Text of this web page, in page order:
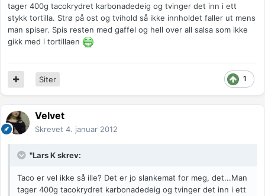
tager 400g tacokrydret karbonadedeig og tvinger det inn i ett
stykk tortilla. Strø på ost og tvihold så ikke innholdet faller ut mens
man spiser. Spis resten med gaffel og hell over all salsa som ikke
gikk med i tortillaen
1
Siter
Velvet
Skrevet 4. januar 2012
"Lars K skrev:
Taco er vel ikke så ille? Det er jo slankemat for meg, det...Man
tager 400g tacokrydret karbonadedeig og tvinger det inn i ett